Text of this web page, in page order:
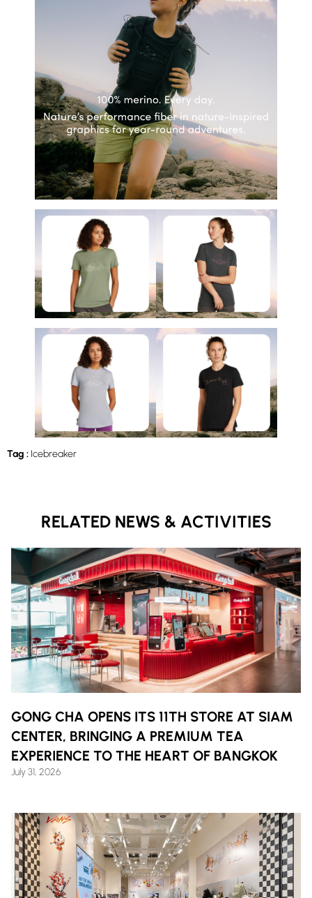
Tag : Icebreaker
RELATED NEWS & ACTIVITIES
GONG CHA OPENS ITS 11TH STORE AT SIAM
CENTER, BRINGING A PREMIUM TEA
EXPERIENCE TO THE HEART OF BANGKOK
July 31, 2026